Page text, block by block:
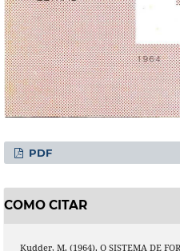
PDF
COMO CITAR
Kudder, M. (1964). O SISTEMA DE